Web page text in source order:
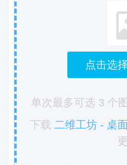
点击选
单次最多可选 3 个
下载 二维工坊 - 桌